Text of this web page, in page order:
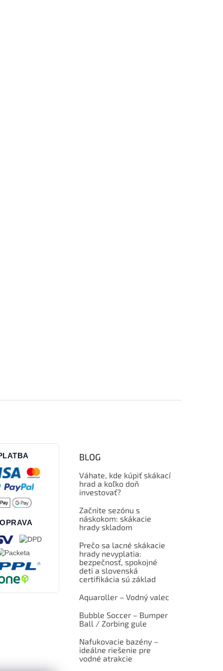
BLOG
Váhate, kde kúpiť skákací
hrad a koľko doň
investovať?
Začnite sezónu s
náskokom: skákacie
hrady skladom
Prečo sa lacné skákacie
hrady nevyplatia:
bezpečnosť, spokojné
deti a slovenská
certifikácia sú základ
Aquaroller – Vodný valec
Bubble Soccer – Bumper
Ball / Zorbing gule
Nafukovacie bazény –
ideálne riešenie pre
vodné atrakcie